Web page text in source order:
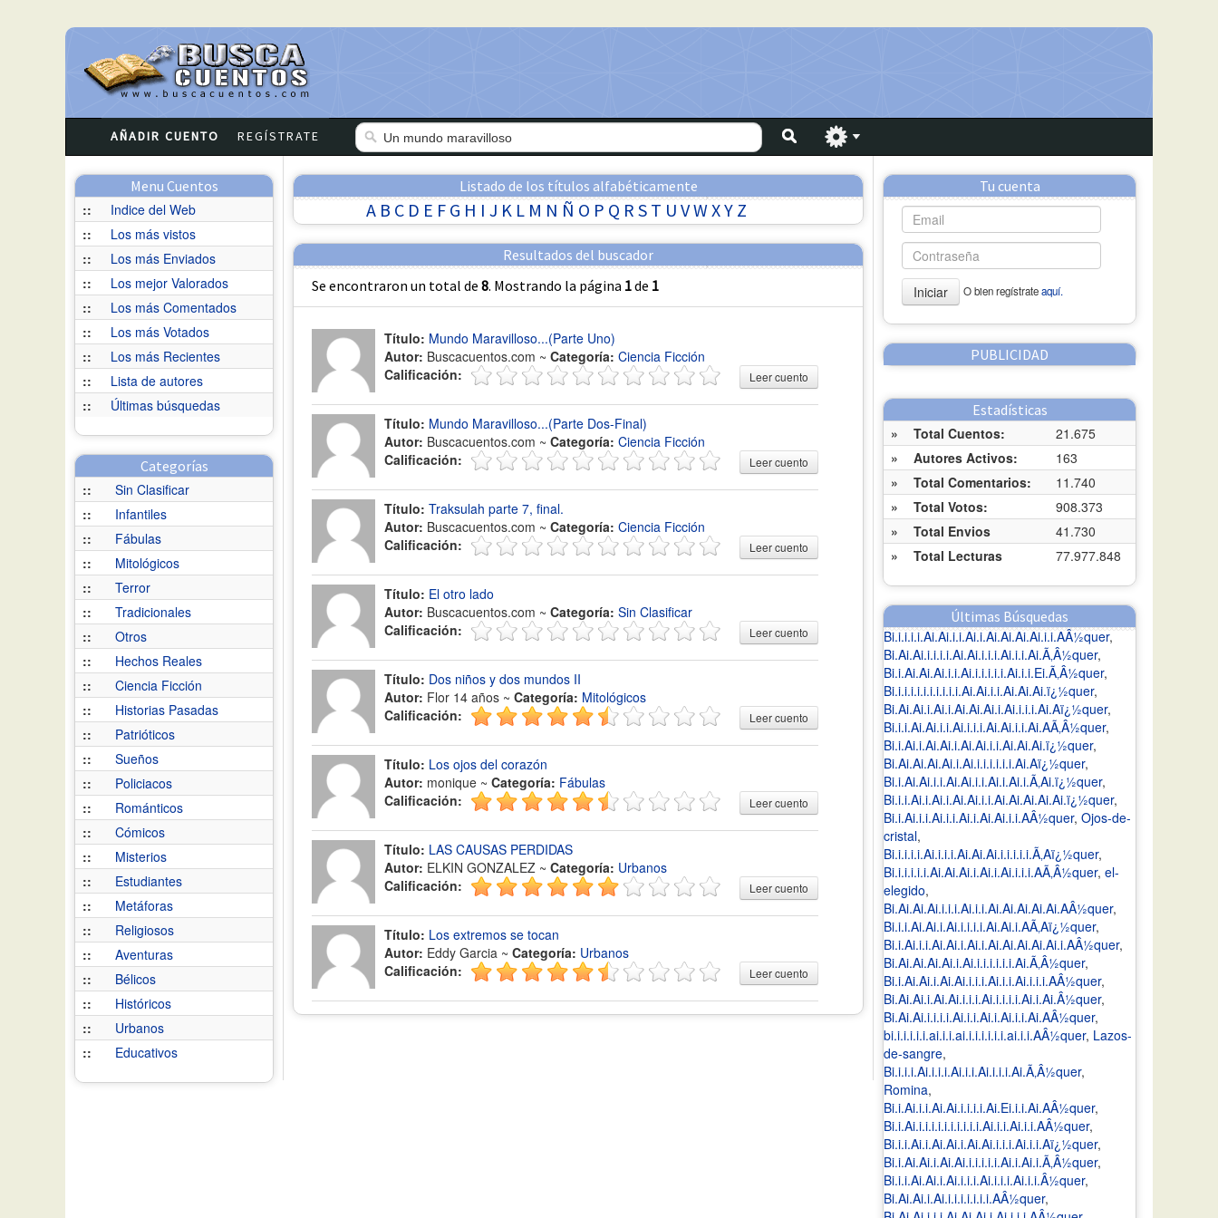
AÑADIR CUENTO REGÍSTRATE
Menu Cuentos
::
Indice del Web
::
Los más vistos
::
Los más Enviados
::
Los mejor Valorados
::
Los más Comentados
::
Los más Votados
::
Los más Recientes
::
Lista de autores
::
Últimas búsquedas
Categorías
::
Sin Clasificar
::
Infantiles
::
Fábulas
::
Mitológicos
::
Terror
::
Tradicionales
::
Otros
::
Hechos Reales
::
Ciencia Ficción
::
Historias Pasadas
::
Patrióticos
::
Sueños
::
Policiacos
::
Románticos
::
Cómicos
::
Misterios
::
Estudiantes
::
Metáforas
::
Religiosos
::
Aventuras
::
Bélicos
::
Históricos
::
Urbanos
::
Educativos
Listado de los títulos alfabéticamente
A B C D E F G H I J K L M N Ñ O P Q R S T U VWXY Z
Resultados del buscador
Se encontraron un total de 8. Mostrando la página 1de 1
Título: Mundo Maravilloso...(Parte Uno)
Autor: Buscacuentos.com ~ Categoría: Ciencia Ficción
Calificación:
Leer cuento
Título: Mundo Maravilloso...(Parte Dos-Final)
Autor: Buscacuentos.com ~ Categoría: Ciencia Ficción
Calificación:
Leer cuento
Título: Traksulah parte 7, final.
Autor: Buscacuentos.com ~ Categoría: Ciencia Ficción
Calificación:
Leer cuento
Título: El otro lado
Autor: Buscacuentos.com ~ Categoría: Sin Clasificar
Calificación:
Leer cuento
Título: Dos niños y dos mundos II
Autor: Flor 14 años ~ Categoría: Mitológicos
Calificación:
Leer cuento
Título: Los ojos del corazón
Autor: monique ~ Categoría: Fábulas
Calificación:
Leer cuento
Título: LAS CAUSAS PERDIDAS
Autor: ELKIN GONZALEZ ~ Categoría: Urbanos
Calificación:
Leer cuento
Título: Los extremos se tocan
Autor: Eddy Garcia ~ Categoría: Urbanos
Calificación:
Leer cuento
Tu cuenta
Iniciar O bien regístrateaquí.
PUBLICIDAD
Estadísticas
»
Total Cuentos:
21.675
»
Autores Activos:
163
»
Total Comentarios:
11.740
»
Total Votos:
908.373
»
Total Envios
41.730
»
Total Lecturas 77.977.848
Últimas Búsquedas
Bi.i.i.i.i.Ai.Ai.i.i.Ai.i.Ai.Ai.Ai.Ai.i.i.AÂ½quer,
Bi.Ai.Ai.i.i.i.i.Ai.Ai.i.i.i.Ai.i.i.Ai.Ã‚Â½quer,
Bi.i.Ai.Ai.Ai.i.i.Ai.i.i.i.i.i.Ai.i.i.Ei.Ã‚Â½quer,
Bi.i.i.i.i.i.i.i.i.i.i.Ai.Ai.i.i.Ai.Ai.Ai.ï¿½quer,
Bi.Ai.Ai.i.Ai.i.Ai.Ai.Ai.i.Ai.i.i.i.Ai.Aï¿½quer,
Bi.i.i.Ai.Ai.i.i.Ai.i.i.i.Ai.Ai.i.i.Ai.AÃ‚Â½quer,
Bi.i.Ai.i.Ai.Ai.i.Ai.Ai.i.i.Ai.Ai.Ai.ï¿½quer,
Bi.Ai.Ai.Ai.Ai.i.Ai.i.i.i.i.i.i.Ai.Aï¿½quer,
Bi.i.Ai.Ai.i.i.Ai.Ai.i.i.Ai.i.Ai.i.Ã‚Ai.ï¿½quer,
Bi.i.i.Ai.i.Ai.i.Ai.Ai.i.i.Ai.Ai.Ai.Ai.Ai.ï¿½quer,
Bi.i.Ai.i.i.Ai.i.i.Ai.i.Ai.Ai.i.i.AÂ½quer, Ojos-de-
cristal,
Bi.i.i.i.i.Ai.i.i.i.Ai.Ai.Ai.i.i.i.i.i.Ã‚Aï¿½quer,
Bi.i.i.i.i.i.Ai.Ai.Ai.i.Ai.i.Ai.i.i.i.AÃ‚Â½quer, el-
elegido,
Bi.Ai.Ai.Ai.i.i.i.Ai.i.i.Ai.Ai.Ai.Ai.Ai.AÂ½quer,
Bi.i.i.Ai.Ai.i.Ai.i.i.i.i.Ai.Ai.i.AÃ‚Aï¿½quer,
Bi.i.Ai.i.i.Ai.Ai.i.Ai.i.Ai.Ai.Ai.Ai.Ai.i.AÂ½quer,
Bi.Ai.Ai.Ai.Ai.i.Ai.i.i.i.i.i.i.Ai.Ã‚Â½quer,
Bi.i.Ai.Ai.i.Ai.Ai.i.i.i.Ai.i.i.Ai.i.i.i.AÂ½quer,
Bi.Ai.Ai.i.Ai.Ai.i.i.i.Ai.i.i.i.i.Ai.i.Ai.Â½quer,
Bi.Ai.Ai.i.i.i.i.Ai.i.i.Ai.i.Ai.i.i.Ai.AÂ½quer,
bi.i.i.i.i.i.ai.i.i.ai.i.i.i.i.i.i.ai.i.i.AÂ½quer, Lazos-
de-sangre,
Bi.i.i.i.Ai.i.i.i.Ai.i.i.Ai.i.i.i.Ai.Ã‚Â½quer,
Romina,
Bi.i.Ai.i.i.Ai.Ai.i.i.i.i.Ai.Ei.i.i.Ai.AÂ½quer,
Bi.i.Ai.i.i.i.i.i.i.i.i.i.i.Ai.i.i.Ai.i.i.AÂ½quer,
Bi.i.i.Ai.i.Ai.Ai.i.Ai.Ai.i.i.i.Ai.i.i.Aï¿½quer,
Bi.i.Ai.Ai.i.Ai.Ai.i.i.i.i.i.Ai.i.Ai.i.Ã‚Â½quer,
Bi.i.i.Ai.Ai.i.Ai.i.i.i.Ai.i.i.i.Ai.i.i.Â½quer,
Bi.Ai.Ai.i.Ai.i.i.i.i.i.i.i.AÂ½quer,